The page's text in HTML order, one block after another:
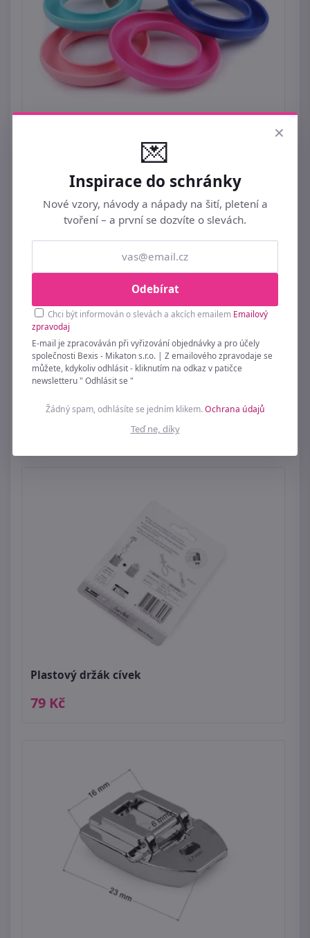
Kovová pinzeta délka 15 cm
Plastový držák cívek
79 Kč
×
💌
Inspirace do schránky
Nové vzory, návody a nápady na šití, pletení a
tvoření – a první se dozvíte o slevách.
Odebírat
Chci být informován o slevách a akcích emailem Emailový
zpravodaj
E-mail je zpracováván při vyřizování objednávky a pro účely
společnosti Bexis - Mikaton s.r.o. | Z emailového zpravodaje se
můžete, kdykoliv odhlásit - kliknutím na odkaz v patičce
newsletteru " Odhlásit se "
Žádný spam, odhlásíte se jedním klikem.Ochrana údajů
Teď ne, díky